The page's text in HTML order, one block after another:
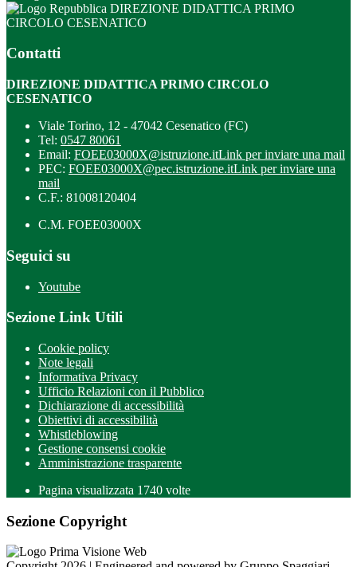
DIREZIONE DIDATTICA PRIMO
CIRCOLO CESENATICO
Contatti
DIREZIONE DIDATTICA PRIMO CIRCOLO
CESENATICO
Viale Torino, 12 - 47042 Cesenatico (FC)
Tel: 0547 80061
Email: FOEE03000X@istruzione.itLink per inviare una mail
PEC: FOEE03000X@pec.istruzione.itLink per inviare una
mail
C.F.: 81008120404
C.M. FOEE03000X
Seguici su
Youtube
Sezione Link Utili
Cookie policy
Note legali
Informativa Privacy
Ufficio Relazioni con il Pubblico
Dichiarazione di accessibilità
Obiettivi di accessibilità
Whistleblowing
Gestione consensi cookie
Amministrazione trasparente
Pagina visualizzata 1740 volte
Sezione Copyright